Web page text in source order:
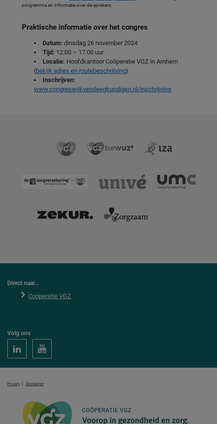
programma en informatie over de sprekers.
Praktische informatie over het congres
Datum: dinsdag 26 november 2024
Tijd: 12.00 – 17.00 uur
Locatie: Hoofdkantoor Coöperatie VGZ in Arnhem
(bekijk adres en routebeschrijving)
Inschrijven:
www.congreswijkverpleegkundigen.nl/inschrijving
Direct naar...
Coöperatie VGZ
Volg ons
Privacy | Disclaimer